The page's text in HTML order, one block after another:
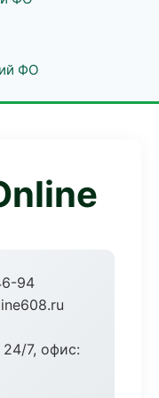
ФО
94
7, офис: